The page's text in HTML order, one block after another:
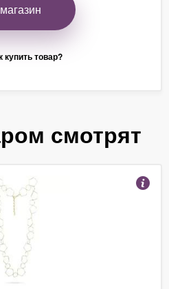
купить товар?
смотрят